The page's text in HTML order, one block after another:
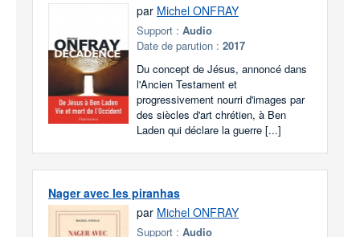
par Michel ONFRAY
Support : Audio
Date de parution : 2017
Du concept de Jésus, annoncé dans
l'Ancien Testament et
progressivement nourri d'images par
des siècles d'art chrétien, à Ben
Laden qui déclare la guerre [...]
Nager avec les piranhas
par Michel ONFRAY
Support : Audio